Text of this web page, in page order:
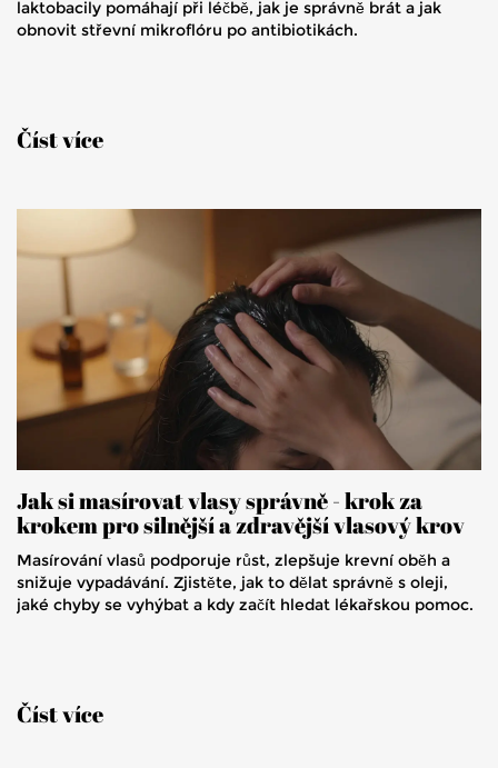
laktobacily pomáhají při léčbě, jak je správně brát a jak
obnovit střevní mikroflóru po antibiotikách.
Číst více
Jak si masírovat vlasy správně - krok za
krokem pro silnější a zdravější vlasový krov
Masírování vlasů podporuje růst, zlepšuje krevní oběh a
snižuje vypadávání. Zjistěte, jak to dělat správně s oleji,
jaké chyby se vyhýbat a kdy začít hledat lékařskou pomoc.
Číst více